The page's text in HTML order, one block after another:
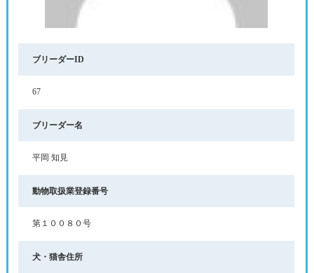
ブリーダーID
67
ブリーダー名
平岡 知見
動物取扱業登録番号
第１００８０号
犬・猫舎住所